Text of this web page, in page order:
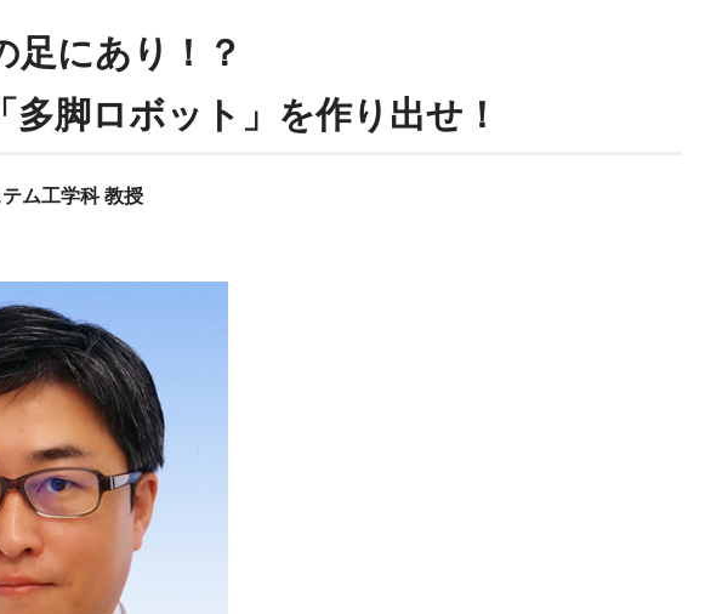
足にあり！？
多脚ロボット」を作り出せ！
ム工学科 教授